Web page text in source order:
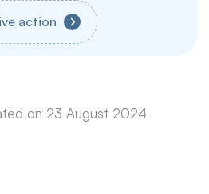
action
on 23 August 2024